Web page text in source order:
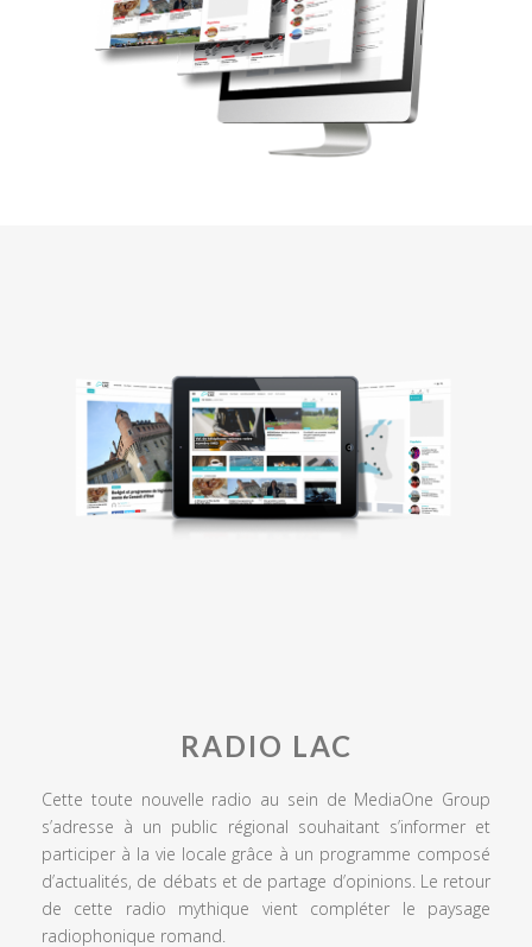
RADIO LAC
Cette toute nouvelle radio au sein de MediaOne Group
s’adresse à un public régional souhaitant s’informer et
participer à la vie locale grâce à un programme composé
d’actualités, de débats et de partage d’opinions. Le retour
de cette radio mythique vient compléter le paysage
radiophonique romand.